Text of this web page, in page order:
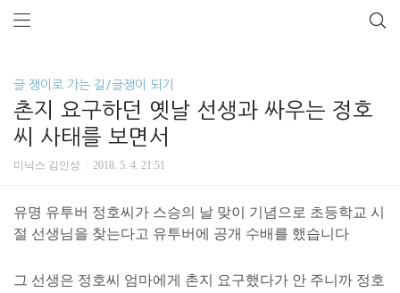
글 쟁이로 가는 길/글쟁이 되기
촌지 요구하던 옛날 선생과 싸우는 정호
씨 사태를 보면서
미닉스 김인성 2018. 5. 4. 21:51
유명 유투버 정호씨가 스승의 날 맞이 기념으로 초등학교 시
절 선생님을 찾는다고 유투버에 공개 수배를 했습니다
그 선생은 정호씨 엄마에게 촌지 요구했다가 안 주니까 정호